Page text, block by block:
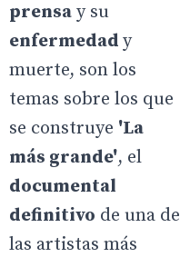
prensa y su
enfermedad y
muerte, son los
temas sobre los que
se construye 'La
más grande', el
documental
definitivo de una de
las artistas más